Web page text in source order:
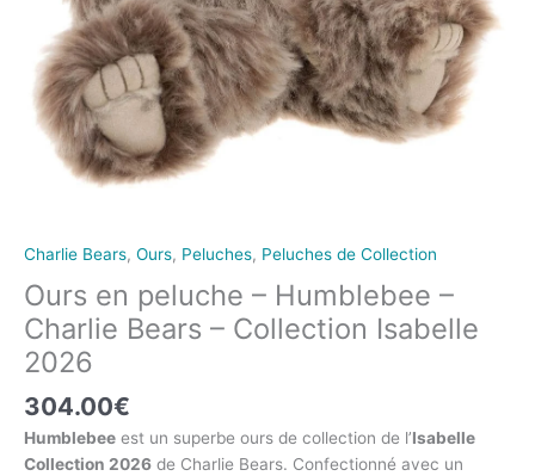
Charlie Bears, Ours, Peluches, Peluches de Collection
Ours en peluche – Humblebee –
Charlie Bears – Collection Isabelle
2026
304.00€
Humblebee est un superbe ours de collection de l’Isabelle
Collection 2026 de Charlie Bears. Confectionné avec un